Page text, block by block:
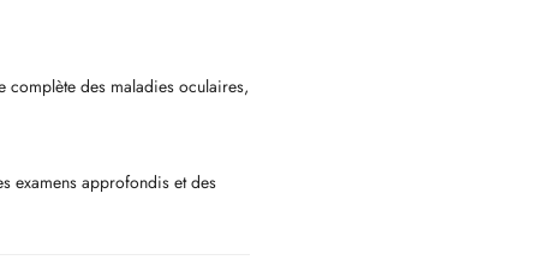
complète des maladies oculaires,
examens approfondis et des